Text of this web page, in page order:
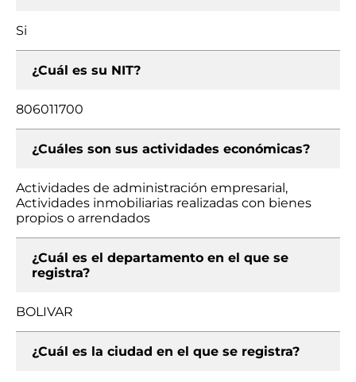
Si
¿Cuál es su NIT?
806011700
¿Cuáles son sus actividades económicas?
Actividades de administración empresarial,
Actividades inmobiliarias realizadas con bienes
propios o arrendados
¿Cuál es el departamento en el que se
registra?
BOLIVAR
¿Cuál es la ciudad en el que se registra?